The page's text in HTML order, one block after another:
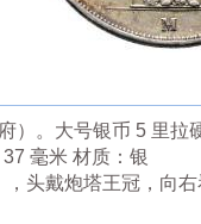
）。大号银币 5 里
毫米 材质：银
头戴炮塔王冠，向